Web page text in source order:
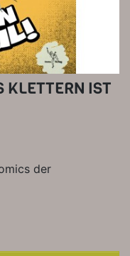
KLETTERN IST
der